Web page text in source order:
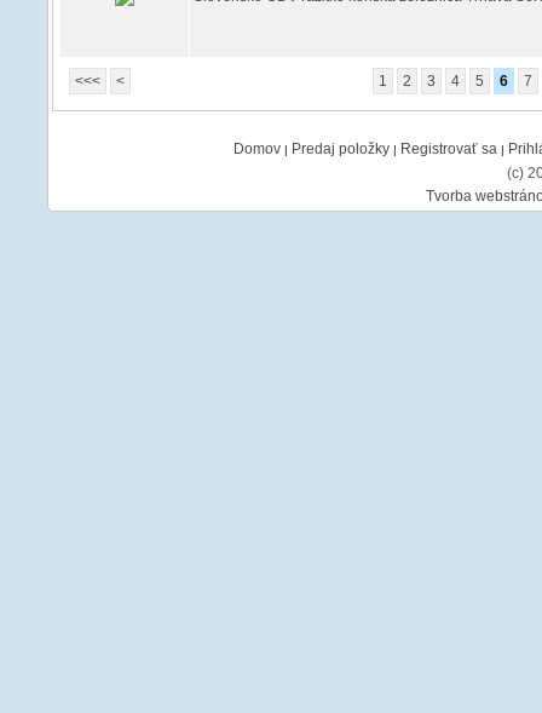
<<< < 1 2 3 4 5 6 7
Domov| Predaj položky| Registrovať sa |
(c)
Tvorba